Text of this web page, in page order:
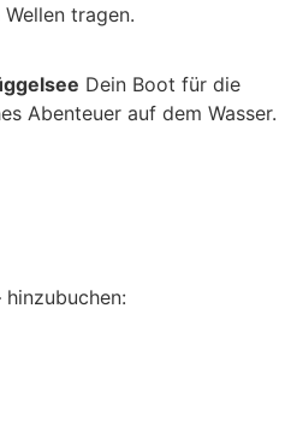
tragen.
Dein Boot für die
Abenteuer auf dem Wasser.